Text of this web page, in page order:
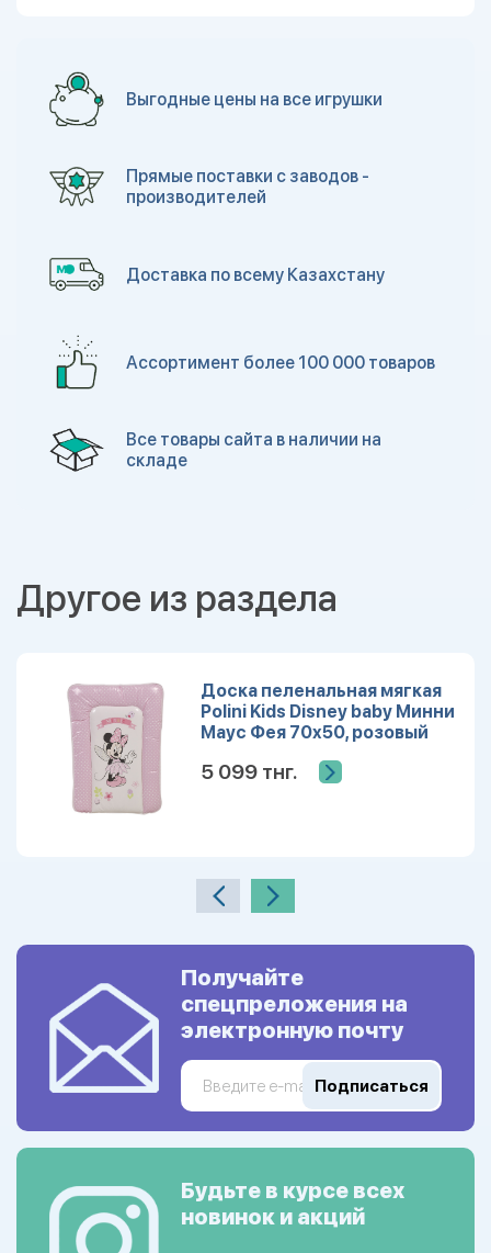
Выгодные цены на все игрушки
Прямые поставки с заводов -
производителей
Доставка по всему Казахстану
Ассортимент более 100 000 товаров
Все товары сайта в наличии на
складе
Другое из раздела
Доска пеленальная мягкая
Polini Kids Disney baby Минни
Маус Фея 70х50, розовый
5 099 тнг.
Получайте
спецпреложения на
электронную почту
Подписаться
Будьте в курсе всех
новинок и акций